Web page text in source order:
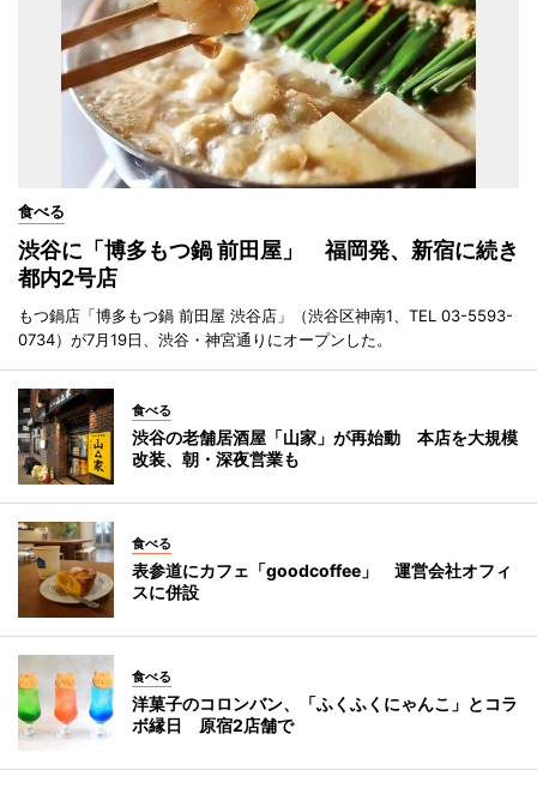
食べる
渋谷に「博多もつ鍋 前田屋」 福岡発、新宿に続き
都内2号店
もつ鍋店「博多もつ鍋 前田屋 渋谷店」（渋谷区神南1、TEL 03-5593-
0734）が7月19日、渋谷・神宮通りにオープンした。
食べる
渋谷の老舗居酒屋「山家」が再始動 本店を大規模
改装、朝・深夜営業も
食べる
表参道にカフェ「goodcoffee」 運営会社オフィ
スに併設
食べる
洋菓子のコロンバン、「ふくふくにゃんこ」とコラ
ボ縁日 原宿2店舗で